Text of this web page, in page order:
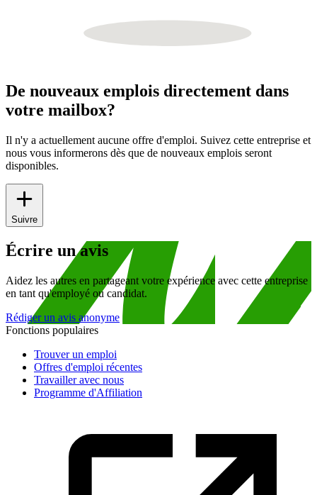
De nouveaux emplois directement dans
votre mailbox?
Il n'y a actuellement aucune offre d'emploi. Suivez cette entreprise et
nous vous informerons dès que de nouveaux emplois seront
disponibles.
Suivre
Écrire un avis
Aidez les autres en partageant votre expérience avec cette entreprise
en tant qu'employé ou candidat.
Rédiger un avis anonyme
Fonctions populaires
Trouver un emploi
Offres d'emploi récentes
Travailler avec nous
Programme d'Affiliation